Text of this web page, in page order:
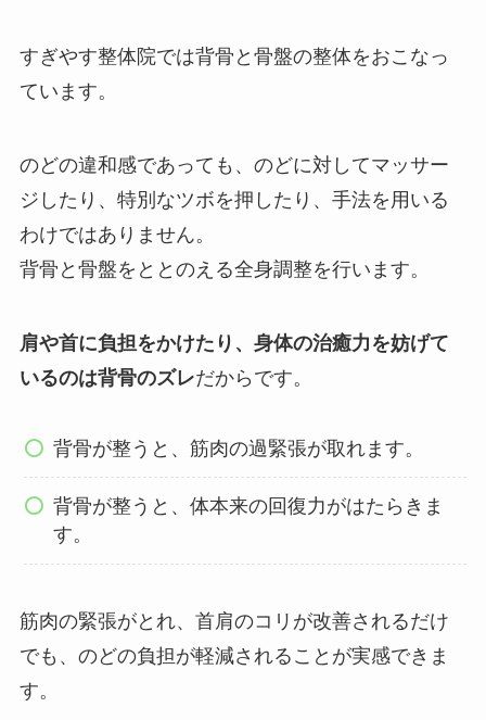
すぎやす整体院では背骨と骨盤の整体をおこなっ
ています。
のどの違和感であっても、のどに対してマッサー
ジしたり、特別なツボを押したり、手法を用いる
わけではありません。
背骨と骨盤をととのえる全身調整を行います。
肩や首に負担をかけたり、身体の治癒力を妨げて
いるのは背骨のズレだからです。
背骨が整うと、筋肉の過緊張が取れます。
背骨が整うと、体本来の回復力がはたらきま
す。
筋肉の緊張がとれ、首肩のコリが改善されるだけ
でも、のどの負担が軽減されることが実感できま
す。